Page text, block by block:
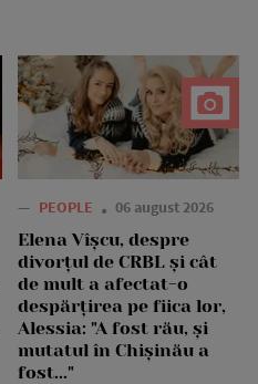
— PEOPLE 06 august 2026
Elena Vîșcu, despre
divorțul de CRBL și cât
de mult a afectat-o
despărțirea pe fiica lor,
Alessia: "A fost rău, și
mutatul în Chișinău a
fost..."